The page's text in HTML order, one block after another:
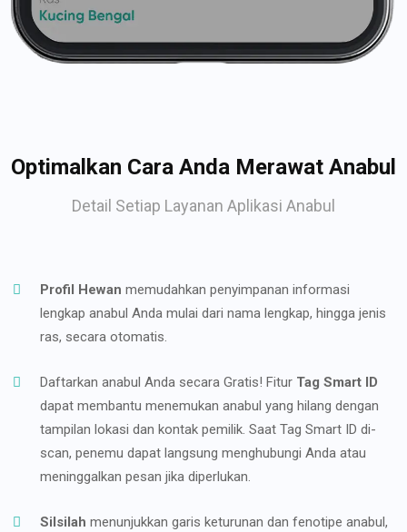
Optimalkan Cara Anda Merawat Anabul
Detail Setiap Layanan Aplikasi Anabul
Profil Hewan memudahkan penyimpanan informasi
lengkap anabul Anda mulai dari nama lengkap, hingga jenis
ras, secara otomatis.
Daftarkan anabul Anda secara Gratis! Fitur Tag Smart ID
dapat membantu menemukan anabul yang hilang dengan
tampilan lokasi dan kontak pemilik. Saat Tag Smart ID di-
scan, penemu dapat langsung menghubungi Anda atau
meninggalkan pesan jika diperlukan.
Silsilah menunjukkan garis keturunan dan fenotipe anabul,